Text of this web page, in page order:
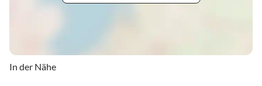
In der Nähe